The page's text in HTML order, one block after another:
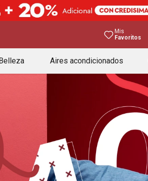
Mis
Favoritos
Aires acondicionados